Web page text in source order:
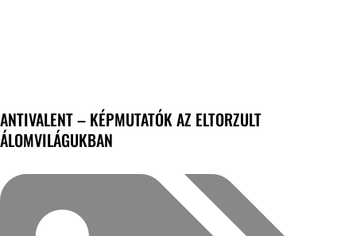
ANTIVALENT – KÉPMUTATÓK AZ ELTORZULT
ÁLOMVILÁGUKBAN